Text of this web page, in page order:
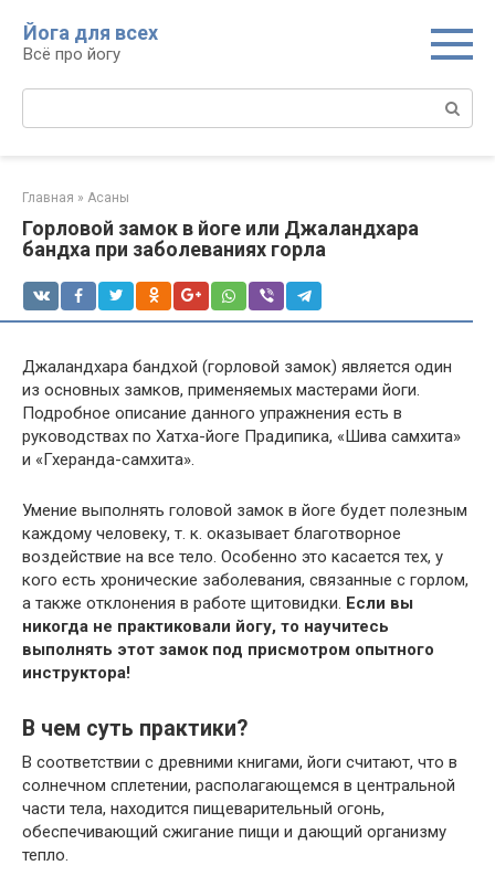
контенту
Йога для всех
Всё про йогу
Главная » Асаны
Горловой замок в йоге или Джаландхара
бандха при заболеваниях горла
Джаландхара бандхой (горловой замок) является один
из основных замков, применяемых мастерами йоги.
Подробное описание данного упражнения есть в
руководствах по Хатха-йоге Прадипика, «Шива самхита»
и «Гхеранда-самхита».
Умение выполнять головой замок в йоге будет полезным
каждому человеку, т. к. оказывает благотворное
воздействие на все тело. Особенно это касается тех, у
кого есть хронические заболевания, связанные с горлом,
а также отклонения в работе щитовидки. Если вы
никогда не практиковали йогу, то научитесь
выполнять этот замок под присмотром опытного
инструктора!
В чем суть практики?
В соответствии с древними книгами, йоги считают, что в
солнечном сплетении, располагающемся в центральной
части тела, находится пищеварительный огонь,
обеспечивающий сжигание пищи и дающий организму
тепло.